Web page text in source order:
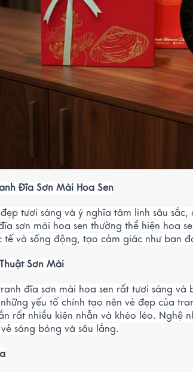
Đĩa Sơn Mài Hoa Sen
tươi sáng và ý nghĩa tâm linh sâu
sơn mài hoa sen thường thể hiện hoa
tế và sống động, tạo cảm giác như bạn
Sơn Mài
đĩa sơn mài hoa sen rất tươi sáng
yếu tố chính tạo nên vẻ đẹp của
rất nhiều kiên nhẫn và khéo léo. Nghệ
sáng bóng và sâu lắng.